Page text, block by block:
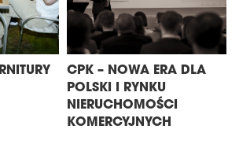
CPK – NOWA ERA DLA
POLSKI I RYNKU
NIERUCHOMOŚCI
KOMERCYJNYCH